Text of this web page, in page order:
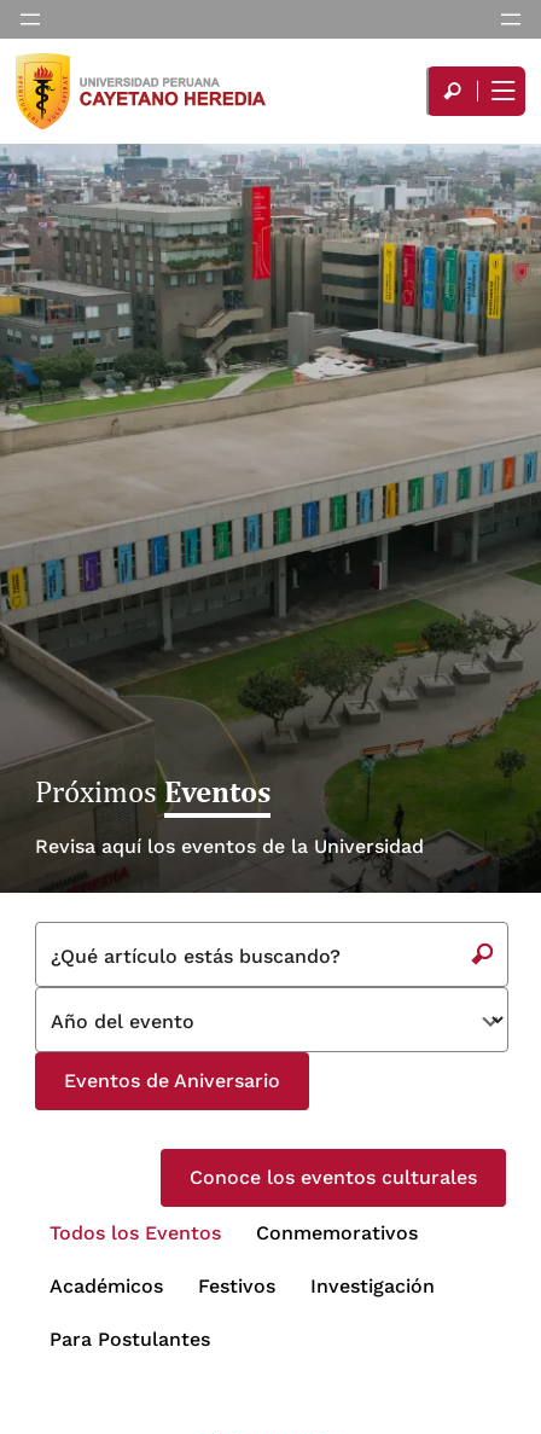
PróximosEventos
Revisa aquí los eventos de la Universidad
¿Qué artículo estás buscando?
Año del evento
Eventos de Aniversario
Conoce los eventos culturales
Todos los Eventos Conmemorativos
Académicos Festivos Investigación
Para Postulantes